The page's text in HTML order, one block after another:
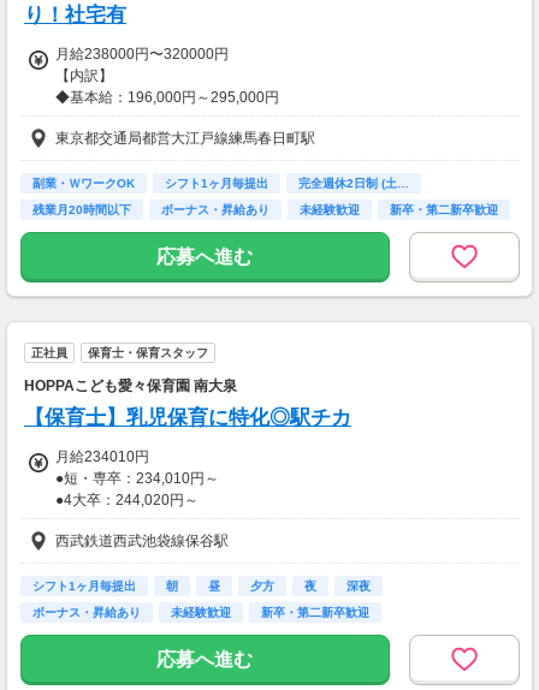
一部支給
り！社宅有
月給238000円〜320000円
【内訳】
◆基本給：196,000円～295,000円
◆資格手当：12,000円
◆地域手当：14,000円
◆完遂手当：16,000円
（2年目以降は21,000円～40,000円）
【別途支給手当】
◆昇給あり（人事考課による）
◆期末賞与あり（実績による）
一部支給
東京都交通局都営大江戸線練馬春日町駅
副業・ＷワークOK シフト1ヶ月毎提出
完全週休2日制 (土…
残業月20時間以下
ボーナス・昇給あり 未経験歓迎
新卒・第二新卒歓迎
主婦(夫)歓迎
シニア歓迎
応募へ進む
正社員 保育士・保育スタッフ
HOPPAこども愛々保育園 南大泉
【保育士】乳児保育に特化◎駅チカ
月給234010円
●短・専卒：234,010円～
●4大卒：244,020円～
※短・専卒で保育士正社員経験が２年以上ある方は
4大卒と同等になる
●処遇改善2手当：0円～10,000円
※行政による補助金のため変動の可能性あり
西武鉄道西武池袋線保谷駅
シフト1ヶ月毎提出 朝 昼 夕方 夜
深夜
ボーナス・昇給あり
未経験歓迎 新卒・第二新卒歓迎
応募へ進む